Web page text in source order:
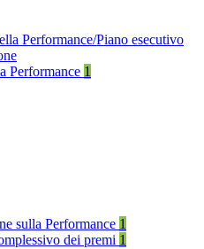
Performance/Piano esecutivo
Performance 1
sulla Performance 1
dei premi 1